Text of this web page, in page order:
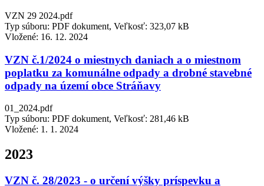
VZN 29 2024.pdf
Typ súboru: PDF dokument, Veľkosť: 323,07 kB
Vložené: 16. 12. 2024
VZN č.1/2024 o miestnych daniach a o miestnom
poplatku za komunálne odpady a drobné stavebné
odpady na území obce Stráňavy
01_2024.pdf
Typ súboru: PDF dokument, Veľkosť: 281,46 kB
Vložené: 1. 1. 2024
2023
VZN č. 28/2023 - o určení výšky príspevku a